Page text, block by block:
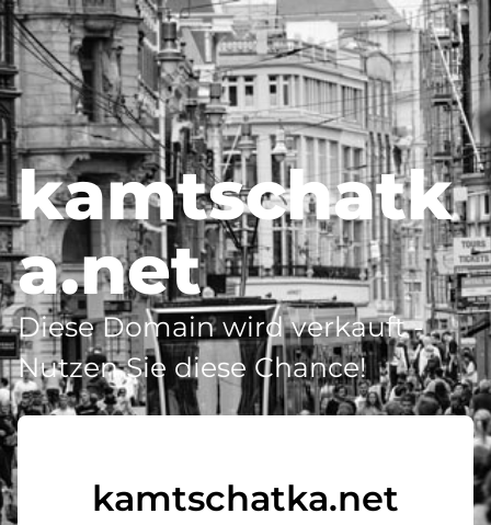
kamtschatk
a.net
Diese Domain wird verkauft -
Nutzen Sie diese Chance!
kamtschatka.net